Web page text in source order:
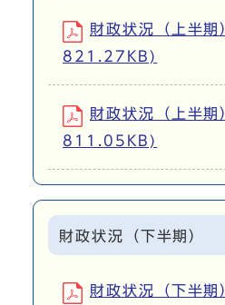
財政状況（上半
821.27KB)
財政状況（上半
811.05KB)
財政状況（下半期）
財政状況（下半